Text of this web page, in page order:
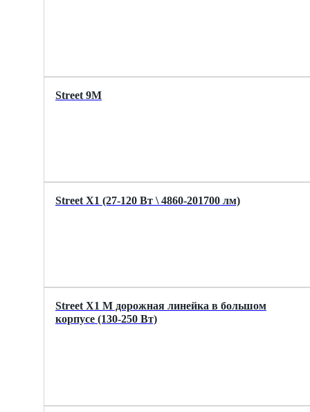
Street 9M
Street X1 (27-120 Вт \ 4860-201700 лм)
Street X1 M дорожная линейка в большом
корпусе (130-250 Вт)